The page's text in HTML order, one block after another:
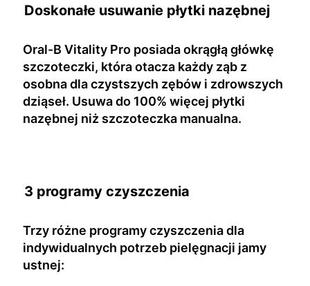
Doskonałe usuwanie płytki nazębnej
Oral-B Vitality Pro posiada okrągłą główkę
szczoteczki, która otacza każdy ząb z
osobna dla czystszych zębów i zdrowszych
dziąseł. Usuwa do 100% więcej płytki
nazębnej niż szczoteczka manualna.
3 programy czyszczenia
Trzy różne programy czyszczenia dla
indywidualnych potrzeb pielęgnacji jamy
ustnej: